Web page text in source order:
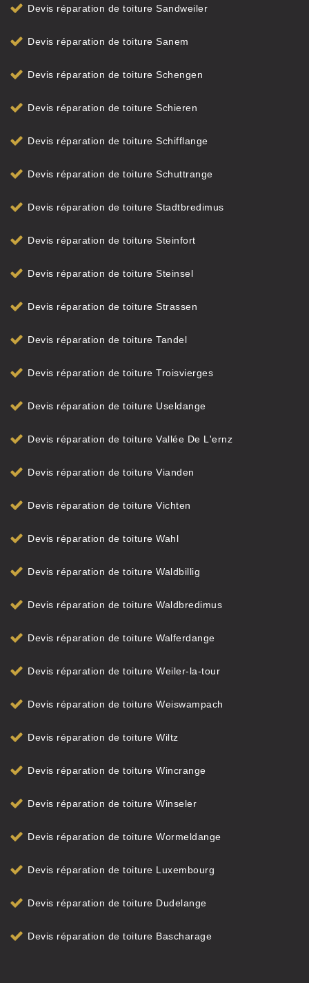
Devis réparation de toiture Sandweiler
Devis réparation de toiture Sanem
Devis réparation de toiture Schengen
Devis réparation de toiture Schieren
Devis réparation de toiture Schifflange
Devis réparation de toiture Schuttrange
Devis réparation de toiture Stadtbredimus
Devis réparation de toiture Steinfort
Devis réparation de toiture Steinsel
Devis réparation de toiture Strassen
Devis réparation de toiture Tandel
Devis réparation de toiture Troisvierges
Devis réparation de toiture Useldange
Devis réparation de toiture Vallée De L'ernz
Devis réparation de toiture Vianden
Devis réparation de toiture Vichten
Devis réparation de toiture Wahl
Devis réparation de toiture Waldbillig
Devis réparation de toiture Waldbredimus
Devis réparation de toiture Walferdange
Devis réparation de toiture Weiler-la-tour
Devis réparation de toiture Weiswampach
Devis réparation de toiture Wiltz
Devis réparation de toiture Wincrange
Devis réparation de toiture Winseler
Devis réparation de toiture Wormeldange
Devis réparation de toiture Luxembourg
Devis réparation de toiture Dudelange
Devis réparation de toiture Bascharage